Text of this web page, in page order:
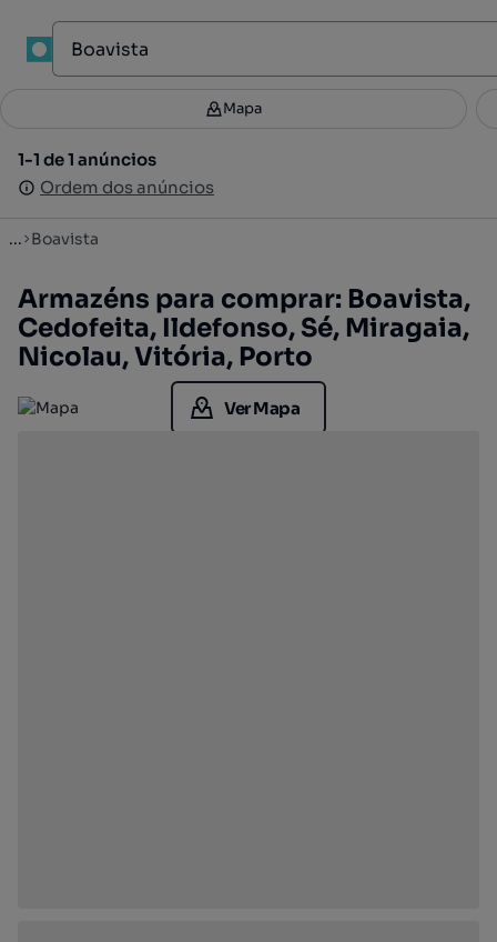
Filtros 2
1-1 de 1 anúncios
Ordem dos anúncios
Mapa
1-1 de 1 anúncios
Ordem dos anúncios
... Boavista
Armazéns para comprar: Boavista,
Cedofeita, Ildefonso, Sé, Miragaia,
Nicolau, Vitória, Porto
Ver Mapa